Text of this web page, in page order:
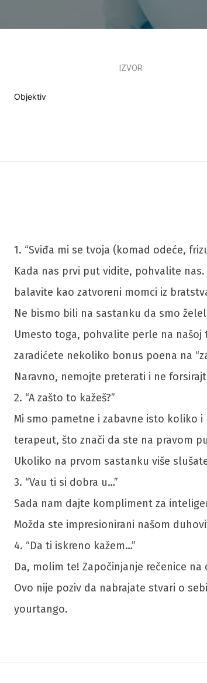
IZVOR
Objektiv
1. “Sviđa mi se tvoja (komad odeće,
Kada nas prvi put vidite, pohvalite
balavite kao zatvoreni momci iz
Ne bismo bili na sastanku da smo
Umesto toga, pohvalite perle na
zaradićete nekoliko bonus poena na
Naravno, nemojte preterati i ne
2. “A zašto to kažeš?”
Mi smo pametne i zabavne isto koliko
terapeut, što znači da ste na pravom
Ukoliko na prvom sastanku više
3. “Vau ti si dobra u…”
Sada nam dajte kompliment za
Možda ste impresionirani našom
4. “Da ti iskreno kažem…”
Da, molim te! Započinjanje rečenice
Ovo nije poziv da nabrajate stvari o
yourtango.